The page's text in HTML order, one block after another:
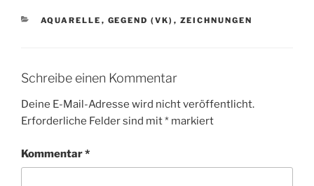
KATEGORIEN
AQUARELLE , GEGEND (VK) , ZEICHNUNGEN
Schreibe einen Kommentar
Deine E-Mail-Adresse wird nicht veröffentlicht.
Erforderliche Felder sind mit* markiert
Kommentar*